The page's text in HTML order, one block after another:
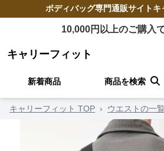
ボディバッグ専門通販サイトキ
10,000円以上のご購入
キャリーフィット
新着商品 商品を検索
キャリーフィット TOP › ウエストの一覧